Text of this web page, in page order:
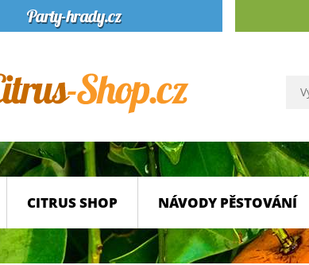
CITRUS SHOP NÁVODY PĚSTOVÁNÍ